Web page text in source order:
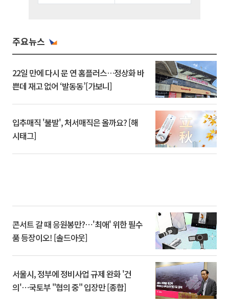
주요뉴스
22일 만에 다시 문 연 홈플러스…정상화 바
쁜데 재고 없어 ‘발동동’[가보니]
입추매직 '불발', 처서매직은 올까요? [해
시태그]
콘서트 갈 때 응원봉만?⋯'최애' 위한 필수
품 등장이오! [솔드아웃]
서울시, 정부에 정비사업 규제 완화 '건
의'⋯국토부 "협의 중" 입장만 [종합]